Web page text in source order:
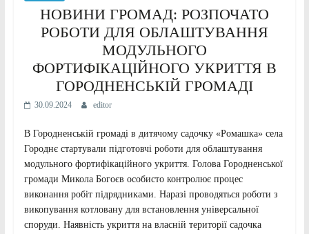
НОВИНИ ГРОМАД: РОЗПОЧАТО
РОБОТИ ДЛЯ ОБЛАШТУВАННЯ
МОДУЛЬНОГО
ФОРТИФІКАЦІЙНОГО УКРИТТЯ В
ГОРОДНЕНСЬКІЙ ГРОМАДІ
30.09.2024 editor
В Городненській громаді в дитячому садочку «Ромашка» села
Городнє стартували підготовчі роботи для облаштування
модульного фортифікаційного укриття. Голова Городненської
громади Микола Богоєв особисто контролює процес
виконання робіт підрядниками. Наразі проводяться роботи з
викопування котловану для встановлення універсальної
споруди. Наявність укриття на власній території садочка